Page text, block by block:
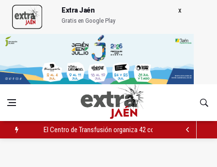
Extra Jaén
Gratis en Google Play
El Centro de Transfusión organiza 42 colectas de sangre en la